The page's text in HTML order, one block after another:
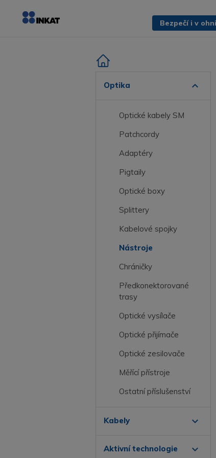
Optika expand_more
Optické kabely SM
Patchcordy
Adaptéry
Pigtaily
Optické boxy
Splittery
Kabelové spojky
Nástroje
Chráničky
Předkonektorované
trasy
Optické vysílače
Optické přijímače
Optické zesilovače
Měřící přístroje
Ostatní příslušenství
Kabely expand_more
Aktivní technologie expand_more